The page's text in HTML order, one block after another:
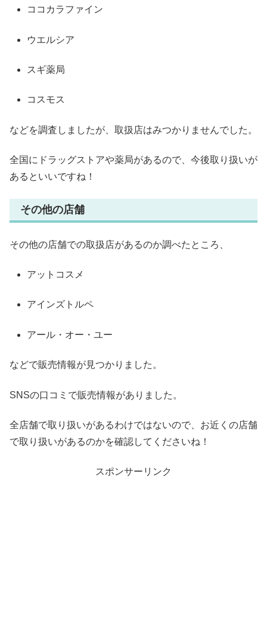
ココカラファイン
ウエルシア
スギ薬局
コスモス
などを調査しましたが、取扱店はみつかりませんでした。
全国にドラッグストアや薬局があるので、今後取り扱いが
あるといいですね！
その他の店舗
その他の店舗での取扱店があるのか調べたところ、
アットコスメ
アインズトルペ
アール・オー・ユー
などで販売情報が見つかりました。
SNSの口コミで販売情報がありました。
全店舗で取り扱いがあるわけではないので、お近くの店舗
で取り扱いがあるのかを確認してくださいね！
スポンサーリンク